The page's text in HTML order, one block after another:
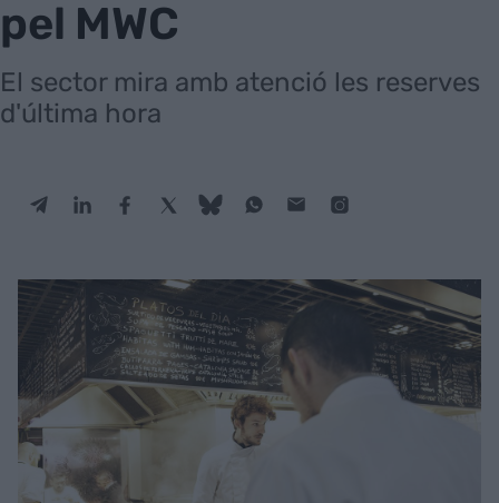
pel MWC
El sector mira amb atenció les reserves
d'última hora